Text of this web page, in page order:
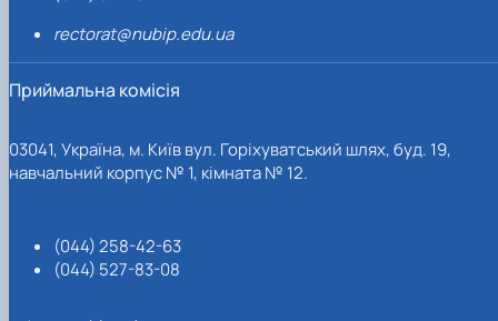
rectorat@nubip.edu.ua
Приймальна комісія
03041, Україна, м. Київ вул. Горіхуватський шлях, буд. 19,
навчальний корпус № 1, кімната № 12.
(044) 258-42-63
(044) 527-83-08